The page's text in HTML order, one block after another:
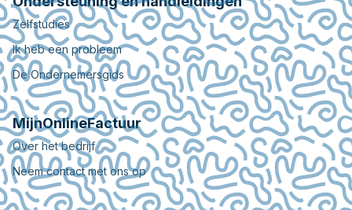
Zelfstudies
Ik heb een probleem
De Ondernemersgids
MijnOnlineFactuur
Over het bedrijf
Neem contact met ons op